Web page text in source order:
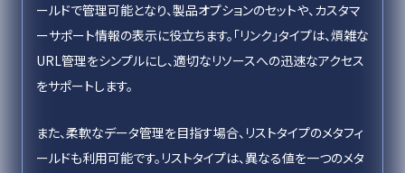
ールドで管理可能となり、製品オプションのセットや、カスタマ
ーサポート情報の表示に役立ちます。「リンク」タイプは、煩雑な
URL管理をシンプルにし、適切なリソースへの迅速なアクセス
をサポートします。
また、柔軟なデータ管理を目指す場合、リストタイプのメタフィ
ールドも利用可能です。リストタイプは、異なる値を一つのメタ